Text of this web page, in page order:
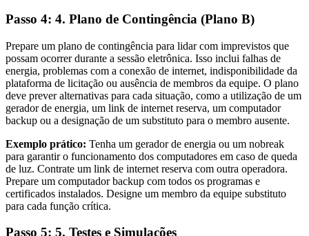
Passo 4: 4. Plano de Contingência (Plano B)
Prepare um plano de contingência para lidar com imprevistos que
possam ocorrer durante a sessão eletrônica. Isso inclui falhas de
energia, problemas com a conexão de internet, indisponibilidade da
plataforma de licitação ou ausência de membros da equipe. O plano
deve prever alternativas para cada situação, como a utilização de um
gerador de energia, um link de internet reserva, um computador
backup ou a designação de um substituto para o membro ausente.
Exemplo prático: Tenha um gerador de energia ou um nobreak
para garantir o funcionamento dos computadores em caso de queda
de luz. Contrate um link de internet reserva com outra operadora.
Prepare um computador backup com todos os programas e
certificados instalados. Designe um membro da equipe substituto
para cada função crítica.
Passo 5: 5. Testes e Simulações